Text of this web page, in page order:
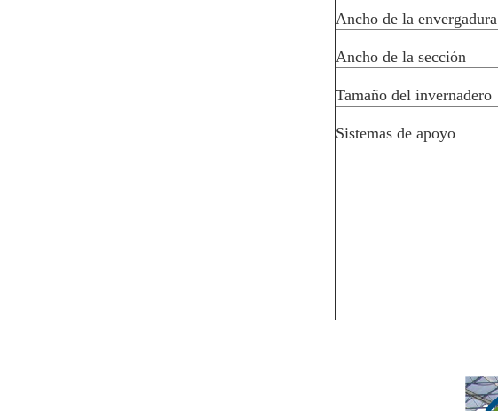
Ancho de la envergadura
Ancho de la sección
Tamaño del invernadero
Sistemas de apoyo